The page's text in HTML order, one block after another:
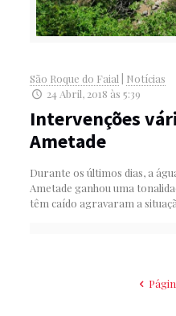
São Roque do Faial
Notícias
24 Abril, 2018 às 5:39
Intervenções
Ametade
Durante os últimos dias, a
Ametade ganhou uma
têm caído agravaram a